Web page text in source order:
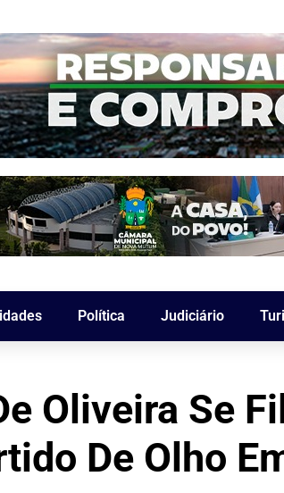
Política Judiciário
Oliveira Se
De Olho